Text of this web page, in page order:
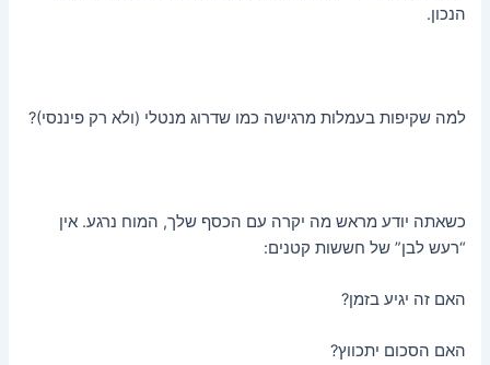
הנכון.
למה שקיפות בעמלות מרגישה כמו שדרוג מנטלי (ולא רק פיננסי)?
כשאתה יודע מראש מה יקרה עם הכסף שלך, המוח נרגע. אין
“רעש לבן” של חששות קטנים:
האם זה יגיע בזמן?
האם הסכום יתכווץ?